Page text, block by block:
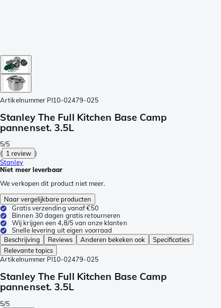
Artikelnummer PI10-02479-025
Stanley The Full Kitchen Base Camp
pannenset. 3.5L
5/5
( 1 review )
Stanley
Niet meer leverbaar
We verkopen dit product niet meer.
Naar vergelijkbare producten
Gratis verzending vanaf €50
Binnen 30 dagen gratis retourneren
Wij krijgen een 4,8/5 van onze klanten
Snelle levering uit eigen voorraad
Beschrijving
Reviews Anderen bekeken ook
Specificaties
Relevante topics
Artikelnummer PI10-02479-025
Stanley The Full Kitchen Base Camp
pannenset. 3.5L
5/5